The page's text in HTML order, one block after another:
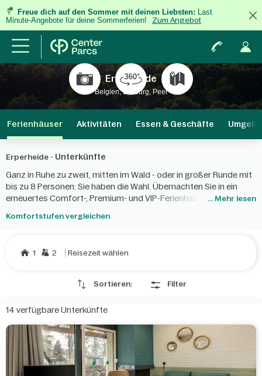
Freue dich auf den Sommer mit deinen Liebsten: Last
Minute-Angebote für deine Sommerferien!
Zum Angebot
Erperheide
Belgien, Limburg, Peer
Ferienhäuser Aktivitäten Essen & Geschäfte
Erperheide - Unterkünfte
Ganz in Ruhe zu zweit, mitten im Wald - oder in großer Runde mit
bis zu 8 Personen: Sie haben die Wahl. Übernachten Sie in ein
erneuertes Comfort-, Premium- und VIP-Ferienhaus, im
Ihre Kinder wirklich überraschen? Buchen Sie einen Ponyurlaub, ein
... Mehr lesen
Komfortstufen vergleichen
1 2 Reisezeit wählen
Sortieren: Filter
14 verfügbare Unterkünfte